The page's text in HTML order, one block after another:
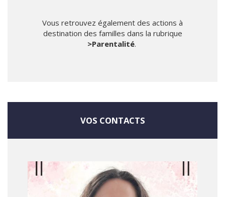
Vous retrouvez également des actions à
destination des familles dans la rubrique
>Parentalité.
VOS CONTACTS